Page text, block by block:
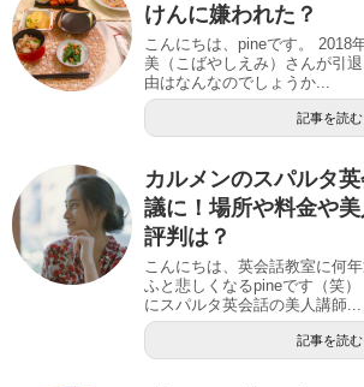
けんに嫌われた？
こんにちは、pineです。 2018
美（こばやしえみ）さんが引
由はなんなのでしょうか...
記事を読む
カルメンのスパルタ
議に！場所や料金や
評判は？
こんにちは、英会話教室に何
ふと悲しくなるpineです（笑
にスパルタ英会話の美人講師...
記事を読む